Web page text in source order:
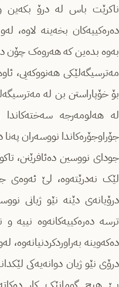
ناکرێت باس لە درۆ بکەین
دەرەکییەکان بخەینە لاوە،
بەوە بدەین کە هەروەک چۆن
مەترسیگەلێکی هەنووکەیی،
بۆ خۆپاراستن بن لە
لە هەلومەرجە
جۆراوجۆرەکاندا نووسەران
جودای نووسین دەئافرێنن،
لێک نەدرێتەوە، لێ ئەوەی
درۆیانەی دێنە نێو ژیانی
ترسە دەرەکییەکانەوە نییە
دەکەوینە
درۆی نێو ژیان دوانەیەکی